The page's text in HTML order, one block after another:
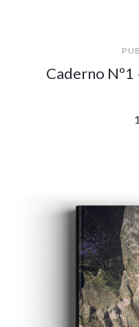
Caderno Nº1